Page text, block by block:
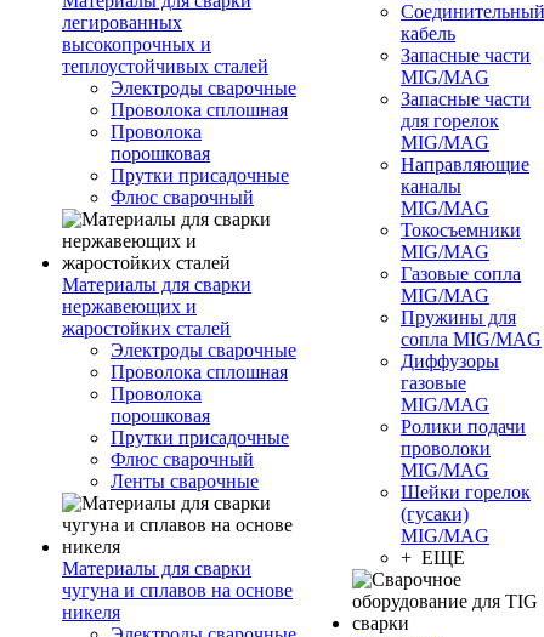
легированных
высокопрочных и
теплоустойчивых сталей
Электроды сварочные
Проволока сплошная
Проволока
порошковая
Прутки присадочные
Флюс сварочный
Материалы для сварки
нержавеющих и
жаростойких сталей
Электроды сварочные
Проволока сплошная
Проволока
порошковая
Прутки присадочные
Флюс сварочный
Ленты сварочные
Материалы для сварки
чугуна и сплавов на основе
никеля
Соединительный
кабель
Запасные части
MIG/MAG
Запасные части
для горелок
MIG/MAG
Направляющие
каналы
MIG/MAG
Токосъемники
MIG/MAG
Газовые сопла
MIG/MAG
Пружины для
сопла MIG/MAG
Диффузоры
газовые
MIG/MAG
Ролики подачи
проволоки
MIG/MAG
Шейки горелок
(гусаки)
MIG/MAG
+ ЕЩЕ